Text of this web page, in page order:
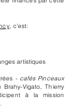
, c'est:​
artistiques
- cafés Pinceaux
Vigato, Thierry
à la mission